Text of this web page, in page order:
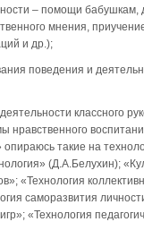
– помощи
мнения,
и др.);
поведения и
классного
нравственного
такие на
(Д.А.Белухин);
«Технология
саморазвития
«Технология